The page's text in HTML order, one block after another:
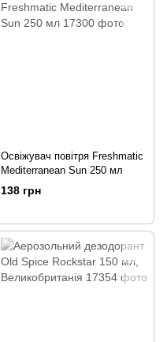
Освіжувач повітря Freshmatic
Mediterranean Sun 250 мл
138 грн